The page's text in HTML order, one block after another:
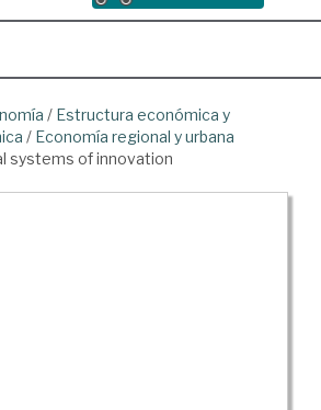
/ Estructura económica y
/ Economía regional y urbana
systems of innovation